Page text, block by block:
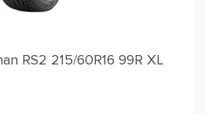
RS2 215/60R16 99R XL